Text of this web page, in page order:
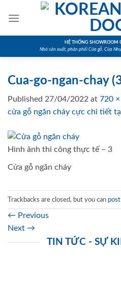
HỆ THỐNG SHOWROOM
Nhà sản xuất, phân phối Cửa gỗ, Cửa
Cua-go-ngan-chay
Published 27/04/2022 at 720
cửa gỗ ngăn cháy cực chi tiết
Hình ảnh thi công thực tế – 3
Cửa gỗ ngăn cháy
Trackbacks are closed, but you can
← Previous
Next →
TIN TỨC - SỰ